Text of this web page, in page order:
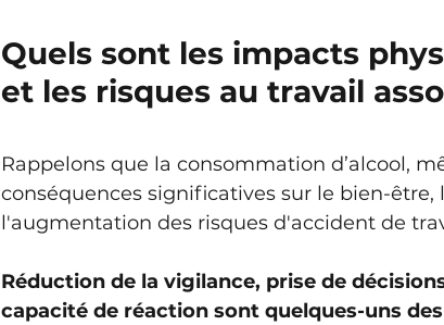
Quels sont les impacts
et les risques au travail
Rappelons que la consommation d’alcool,
conséquences significatives sur le bien-
l'augmentation des risques d'accident de
Réduction de la vigilance, prise de
capacité de réaction sont quelques-uns